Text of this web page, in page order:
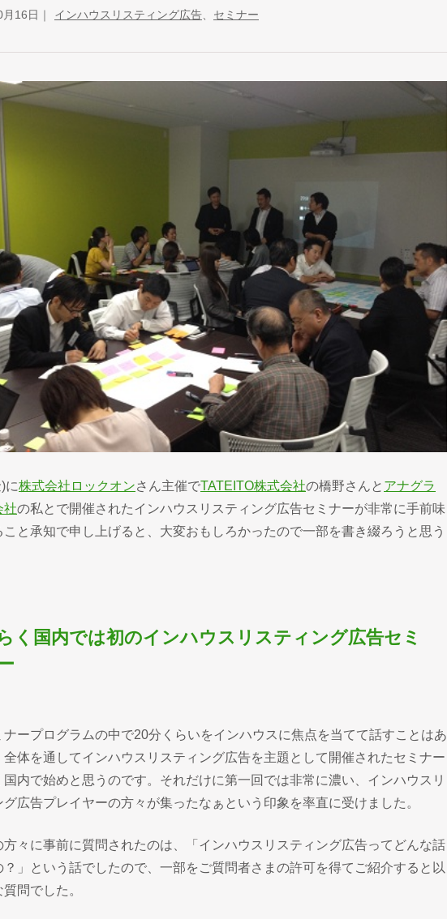
16日 インハウスリスティング広告 セミナー
に株式会社ロックオンさん主催でTATEITO株式会社の橋野さんと アナグラ
社の私とで開催されたインハウスリスティング広告セミナーが非常に手前味
こと承知で申し上げると、大変おもしろかったので一部を書き綴ろうと思う
く国内では初のインハウスリスティング広告セミ
ナープログラムの中で20分くらいをインハウスに焦点を当てて話すことはあ
全体を通してインハウスリスティング広告を主題として開催されたセミナー
国内で始めと思うのです。それだけに第一回では非常に濃い、インハウスリ
グ広告プレイヤーの方々が集ったなぁという印象を率直に受けました。
方々に事前に質問されたのは、「インハウスリスティング広告ってどんな話
？」という話でしたので、一部をご質問者さまの許可を得てご紹介すると以
問でした。